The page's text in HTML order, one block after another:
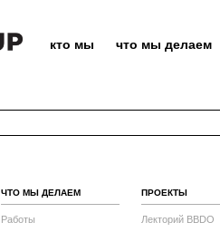
кто мы что мы делаем
ЧТО МЫ ДЕЛАЕМ
Работы
ПРОЕКТЫ
Лекторий BBDO